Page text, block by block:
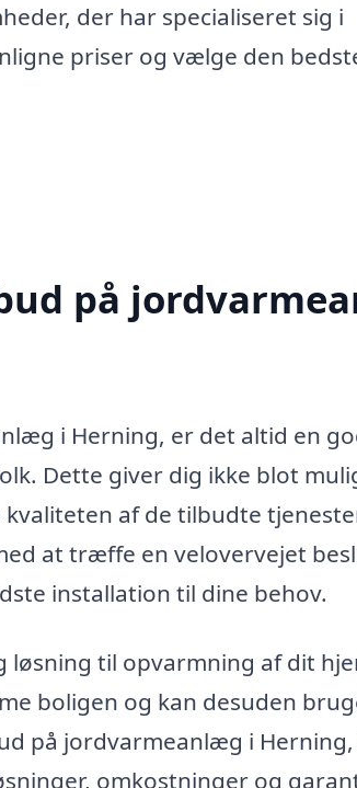
der har specialiseret sig i
priser og vælge den
på
i Herning, er det altid en
Dette giver dig ikke blot
af de tilbudte
at træffe en velovervejet
installation til dine behov.
til opvarmning af dit
boligen og kan desuden
på jordvarmeanlæg i Herning,
omkostninger og